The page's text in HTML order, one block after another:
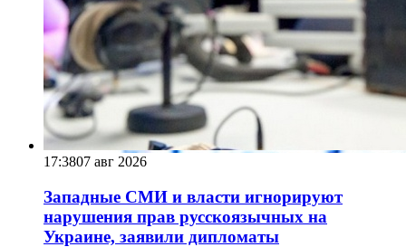
17:3807 авг 2026
Западные СМИ и власти игнорируют
нарушения прав русскоязычных на
Украине, заявили дипломаты